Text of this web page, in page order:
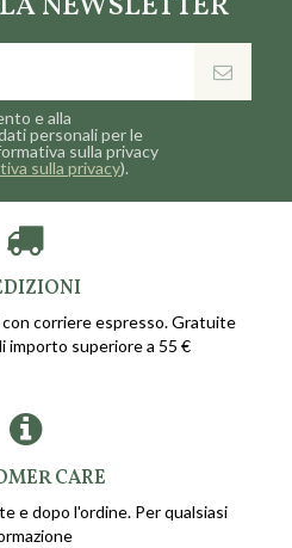
e alla
personali per le
sulla privacy
sulla privacy).
corriere espresso. Gratuite
importo superiore a 55 €
CARE
e dopo l'ordine. Per qualsiasi